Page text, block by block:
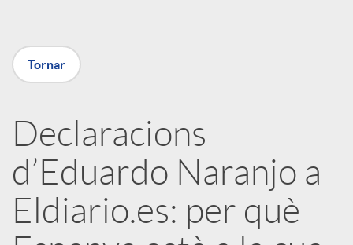
P
u
b
l
Tornar
Declaracions
d’Eduardo Naranjo a
Eldiario.es: per què